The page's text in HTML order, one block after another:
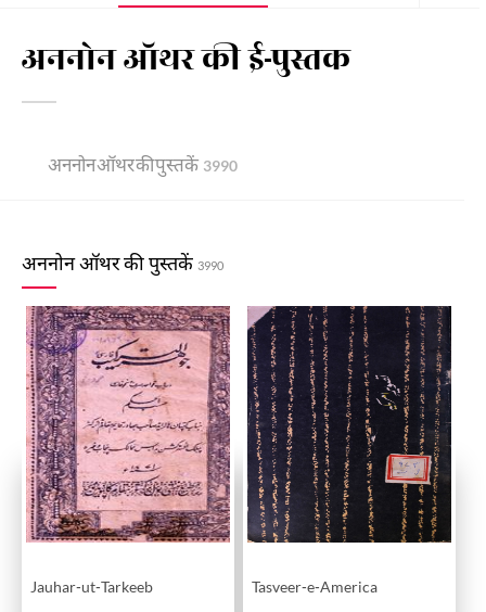
अननोन ऑथर की ई-पुस्तक
अननोन ऑथर की पुस्तकें 3990
अननोन ऑथर की पुस्तकें 3990
Jauhar-ut-Tarkeeb Tasveer-e-America